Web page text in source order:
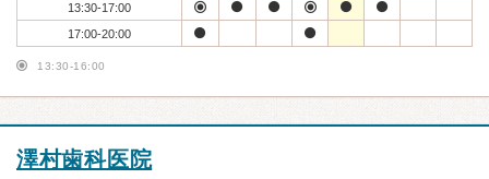
13:30-17:00
17:00-20:00
13:30-16:00
澤村歯科医院